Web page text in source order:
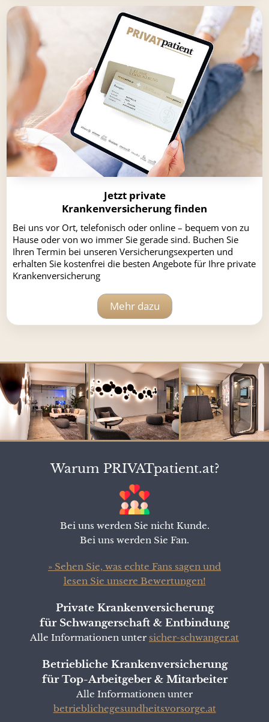
Jetzt private
Krankenversicherung finden
Bei uns vor Ort, telefonisch oder online – bequem von zu
Hause oder von wo immer Sie gerade sind. Buchen Sie
Ihren Termin bei unseren Versicherungsexperten und
erhalten Sie kostenfrei die besten Angebote für Ihre private
Krankenversicherung
Mehr dazu
Warum PRIVATpatient.at?
Bei uns werden Sie nicht Kunde.
Bei uns werden Sie Fan.
» Sehen Sie, was echte Fans sagen und
lesen Sie unsere Bewertungen!
Private Krankenversicherung
für Schwangerschaft & Entbindung
Alle Informationen unter sicher-schwanger.at
Betriebliche Krankenversicherung
für Top-Arbeitgeber & Mitarbeiter
Alle Informationen unter
betrieblichegesundheitsvorsorge.at